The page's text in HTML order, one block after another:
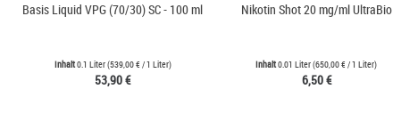
Basis Liquid VPG (70/30) SC - 100 ml
Inhalt0.1 Liter(539,00 € / 1 Liter)
53,90 €
Nikotin Shot 20 mg/ml UltraBio
Inhalt0.01 Liter(650,00 € / 1 Liter)
6,50 €